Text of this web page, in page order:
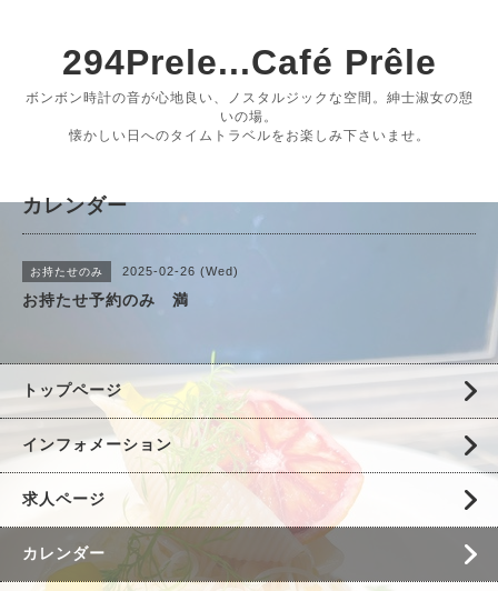
294Prele...Café Prêle
ボンボン時計の音が心地良い、ノスタルジックな空間。紳士淑女の憩
いの場。
懐かしい日へのタイムトラベルをお楽しみ下さいませ。
カレンダー
お持たせのみ 2025-02-26 (Wed)
お持たせ予約のみ 満
トップページ
インフォメーション
求人ページ
カレンダー